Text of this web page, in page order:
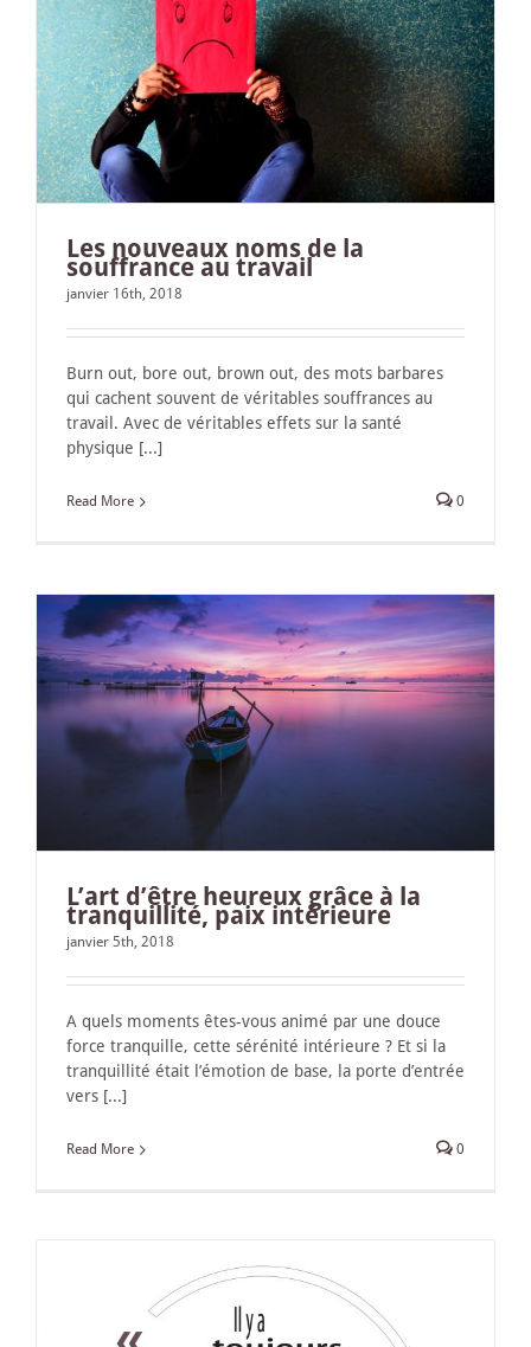
Les nouveaux noms de la
souffrance au travail
janvier 16th, 2018
Burn out, bore out, brown out, des mots barbares
qui cachent souvent de véritables souffrances au
travail. Avec de véritables effets sur la santé
physique [...]
Read More 0
L’art d’être heureux grâce à la
tranquillité, paix intérieure
janvier 5th, 2018
A quels moments êtes-vous animé par une douce
force tranquille, cette sérénité intérieure ? Et si la
tranquillité était l’émotion de base, la porte d’entrée
vers [...]
Read More 0